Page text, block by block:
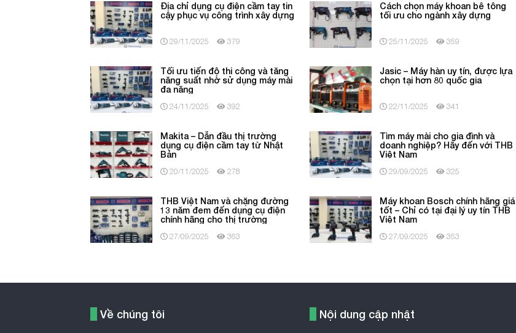
Địa chỉ dụng cụ điện cầm tay tin
cậy phục vụ công trình xây dựng
29/11/2025 379
Cách chọn máy khoan bê tông
tối ưu cho ngành xây dựng
25/11/2025 359
Tối ưu tiến độ thi công và tăng
năng suất nhờ sử dụng máy mài
đa năng
24/11/2025 392
Jasic – Máy hàn uy tín, được lựa
chọn tại hơn 80 quốc gia
22/11/2025 341
Makita – Dẫn đầu thị trường
dụng cụ điện cầm tay từ Nhật
Bản
20/11/2025 278
Tìm máy mài cho gia đình và
doanh nghiệp? Hãy đến với THB
Việt Nam
29/09/2025 325
THB Việt Nam và chặng đường
13 năm đem đến dụng cụ điện
chính hãng cho thị trường
27/09/2025 363
Máy khoan Bosch chính hãng giá
tốt – Chỉ có tại đại lý uy tín THB
Việt Nam
27/09/2025 353
Nội dung cập nhật
Về chúng tôi